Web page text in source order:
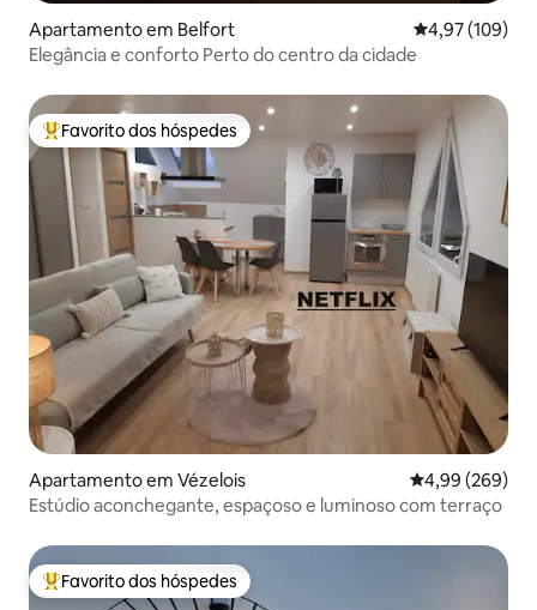
Apartamento em Belfort Classificação
4,97 (109)
Elegância e conforto Perto do centro da cidade
Favoritos dos hóspedes mais apreciados
Favorito dos hóspedes
Apartamento em Vézelois Classificação
4,99 (269)
Estúdio aconchegante, espaçoso e luminoso com terraço
Favoritos dos hóspedes mais apreciados
Favorito dos hóspedes